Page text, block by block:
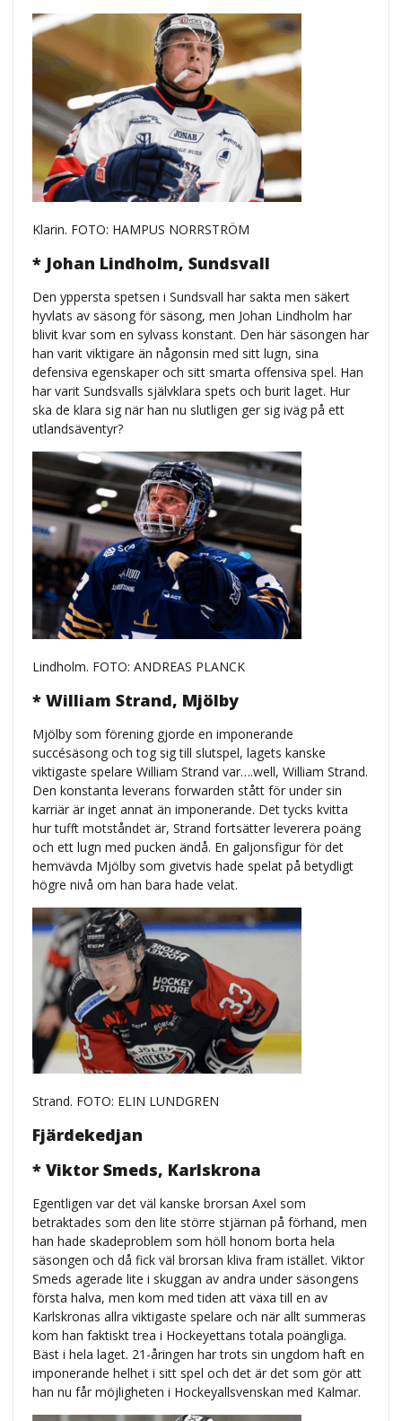
Klarin. FOTO: HAMPUS NORRSTRÖM
* Johan Lindholm, Sundsvall
Den yppersta spetsen i Sundsvall har sakta men säkert
hyvlats av säsong för säsong, men Johan Lindholm har
blivit kvar som en sylvass konstant. Den här säsongen har
han varit viktigare än någonsin med sitt lugn, sina
defensiva egenskaper och sitt smarta offensiva spel. Han
har varit Sundsvalls självklara spets och burit laget. Hur
ska de klara sig när han nu slutligen ger sig iväg på ett
utlandsäventyr?
Lindholm. FOTO: ANDREAS PLANCK
* William Strand, Mjölby
Mjölby som förening gjorde en imponerande
succésäsong och tog sig till slutspel, lagets kanske
viktigaste spelare William Strand var….well, William Strand.
Den konstanta leverans forwarden stått för under sin
karriär är inget annat än imponerande. Det tycks kvitta
hur tufft motståndet är, Strand fortsätter leverera poäng
och ett lugn med pucken ändå. En galjonsfigur för det
hemvävda Mjölby som givetvis hade spelat på betydligt
högre nivå om han bara hade velat.
Strand. FOTO: ELIN LUNDGREN
Fjärdekedjan
* Viktor Smeds, Karlskrona
Egentligen var det väl kanske brorsan Axel som
betraktades som den lite större stjärnan på förhand, men
han hade skadeproblem som höll honom borta hela
säsongen och då fick väl brorsan kliva fram istället. Viktor
Smeds agerade lite i skuggan av andra under säsongens
första halva, men kom med tiden att växa till en av
Karlskronas allra viktigaste spelare och när allt summeras
kom han faktiskt trea i Hockeyettans totala poängliga.
Bäst i hela laget. 21-åringen har trots sin ungdom haft en
imponerande helhet i sitt spel och det är det som gör att
han nu får möjligheten i Hockeyallsvenskan med Kalmar.